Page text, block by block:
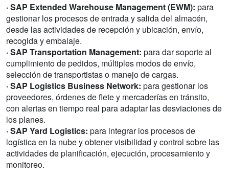
· SAP Extended Warehouse Management (EWM): para
gestionar los procesos de entrada y salida del almacén,
desde las actividades de recepción y ubicación, envío,
recogida y embalaje.
· SAP Transportation Management: para dar soporte al
cumplimiento de pedidos, múltiples modos de envío,
selección de transportistas o manejo de cargas.
· SAP Logistics Business Network: para gestionar los
proveedores, órdenes de flete y mercaderías en tránsito,
con alertas en tiempo real para adaptar las desviaciones de
los planes.
· SAP Yard Logistics: para integrar los procesos de
logística en la nube y obtener visibilidad y control sobre las
actividades de planificación, ejecución, procesamiento y
monitoreo.